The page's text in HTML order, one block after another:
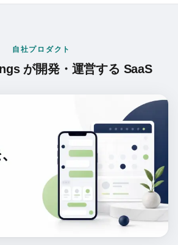
自社プロダクト
が開発・運営する SaaS